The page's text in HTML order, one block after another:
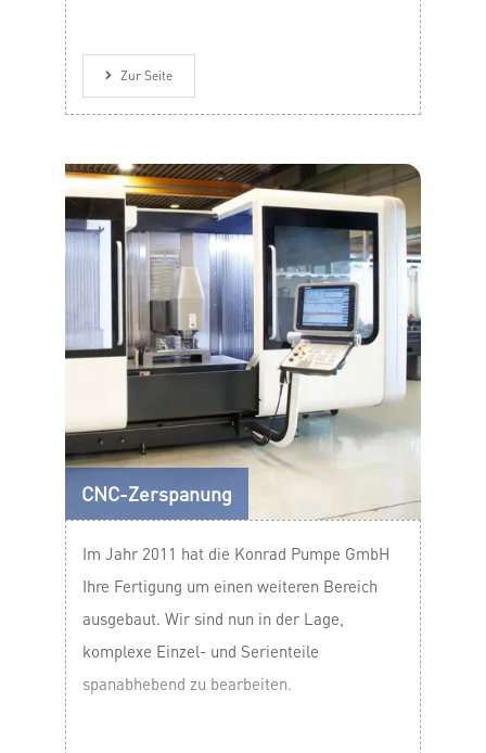
Zur Seite
CNC-Zerspanung
Im Jahr 2011 hat die Konrad Pumpe GmbH
Ihre Fertigung um einen weiteren Bereich
ausgebaut. Wir sind nun in der Lage,
komplexe Einzel- und Serienteile
spanabhebend zu bearbeiten.